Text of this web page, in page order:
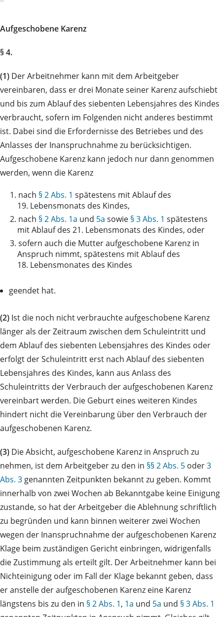
Aufgeschobene Karenz
§ 4.
(1) Der Arbeitnehmer kann mit dem Arbeitgeber
vereinbaren, dass er drei Monate seiner Karenz aufschiebt
und bis zum Ablauf des siebenten Lebensjahres des Kindes
verbraucht, sofern im Folgenden nicht anderes bestimmt
ist. Dabei sind die Erfordernisse des Betriebes und des
Anlasses der Inanspruchnahme zu berücksichtigen.
Aufgeschobene Karenz kann jedoch nur dann genommen
werden, wenn die Karenz
1. nach § 2 Abs. 1 spätestens mit Ablauf des
19. Lebensmonats des Kindes,
2. nach § 2 Abs. 1a und 5a sowie § 3 Abs. 1 spätestens
mit Ablauf des 21. Lebensmonats des Kindes, oder
3. sofern auch die Mutter aufgeschobene Karenz in
Anspruch nimmt, spätestens mit Ablauf des
18. Lebensmonates des Kindes
geendet hat.
(2) Ist die noch nicht verbrauchte aufgeschobene Karenz
länger als der Zeitraum zwischen dem Schuleintritt und
dem Ablauf des siebenten Lebensjahres des Kindes oder
erfolgt der Schuleintritt erst nach Ablauf des siebenten
Lebensjahres des Kindes, kann aus Anlass des
Schuleintritts der Verbrauch der aufgeschobenen Karenz
vereinbart werden. Die Geburt eines weiteren Kindes
hindert nicht die Vereinbarung über den Verbrauch der
aufgeschobenen Karenz.
(3) Die Absicht, aufgeschobene Karenz in Anspruch zu
nehmen, ist dem Arbeitgeber zu den in §§ 2 Abs. 5 oder3
Abs. 3 genannten Zeitpunkten bekannt zu geben. Kommt
innerhalb von zwei Wochen ab Bekanntgabe keine Einigung
zustande, so hat der Arbeitgeber die Ablehnung schriftlich
zu begründen und kann binnen weiterer zwei Wochen
wegen der Inanspruchnahme der aufgeschobenen Karenz
Klage beim zuständigen Gericht einbringen, widrigenfalls
die Zustimmung als erteilt gilt. Der Arbeitnehmer kann bei
Nichteinigung oder im Fall der Klage bekannt geben, dass
er anstelle der aufgeschobenen Karenz eine Karenz
längstens bis zu den in § 2 Abs. 1, 1a und 5a und § 3 Abs. 1